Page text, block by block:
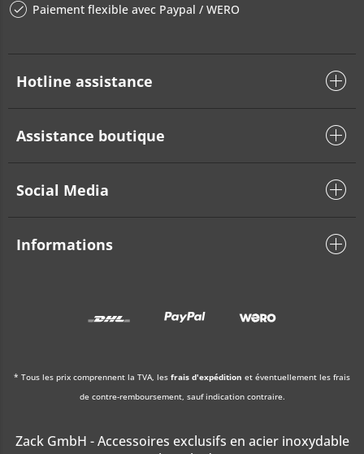
Paiement flexible avec Paypal / WERO
Hotline assistance
Assistance boutique
Social Media
Informations
* Tous les prix comprennent la TVA, les frais d'expédition et éventuellement les frais
de contre-remboursement, sauf indication contraire.
Zack GmbH - Accessoires exclusifs en acier inoxydable